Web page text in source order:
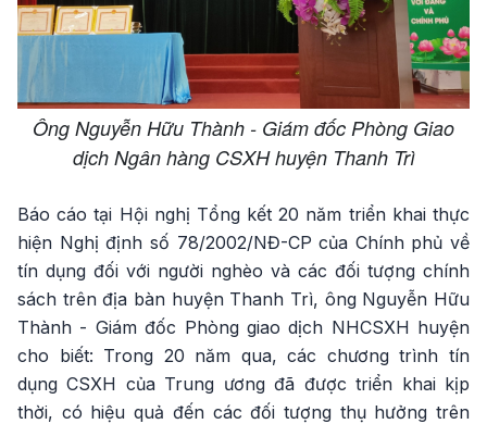
Ông Nguyễn Hữu Thành - Giám đốc Phòng Giao
dịch Ngân hàng CSXH huyện Thanh Trì
Báo cáo tại Hội nghị Tổng kết 20 năm triển khai thực
hiện Nghị định số 78/2002/NĐ-CP của Chính phủ về
tín dụng đối với người nghèo và các đối tượng chính
sách trên địa bàn huyện Thanh Trì, ông Nguyễn Hữu
Thành - Giám đốc Phòng giao dịch NHCSXH huyện
cho biết: Trong 20 năm qua, các chương trình tín
dụng CSXH của Trung ương đã được triển khai kịp
thời, có hiệu quả đến các đối tượng thụ hưởng trên